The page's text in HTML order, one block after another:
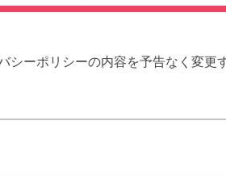
ーポリシーの内容を予告なく変更